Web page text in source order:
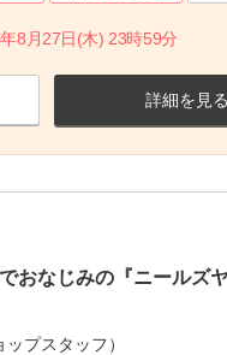
8月27日(木) 23時59分
詳細を見る
なじみの『ニールズヤ
プスタッフ）